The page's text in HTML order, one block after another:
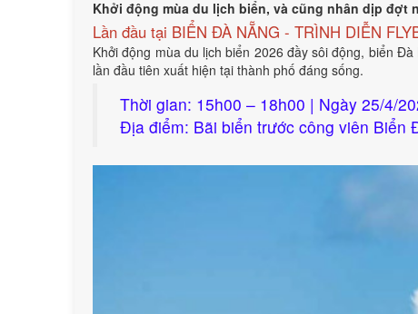
Khởi động mùa du lịch biển, và cũng nhân dịp đợt
Lần đầu tại BIỂN ĐÀ NẴNG - TRÌNH DIỄN
Khởi động mùa du lịch biển 2026 đầy sôi động, biển
lần đầu tiên xuất hiện tại thành phố đáng sống.
Thời gian: 15h00 – 18h00 | Ngày 25/4/
Địa điểm: Bãi biển trước công viên Biển